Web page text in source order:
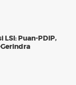
LSI: Puan-PDIP,